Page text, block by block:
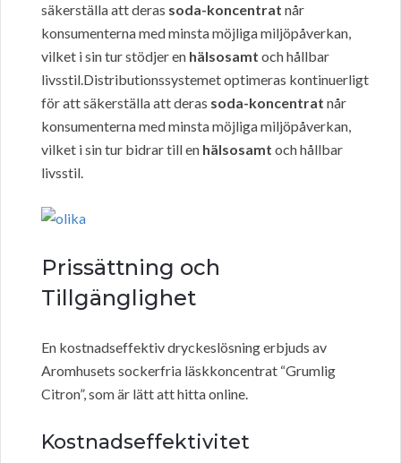
säkerställa att deras soda-koncentrat når
konsumenterna med minsta möjliga miljöpåverkan,
vilket i sin tur stödjer en hälsosamt och hållbar
livsstil.Distributionssystemet optimeras kontinuerligt
för att säkerställa att deras soda-koncentrat når
konsumenterna med minsta möjliga miljöpåverkan,
vilket i sin tur bidrar till en hälsosamt och hållbar
livsstil.
Prissättning och
Tillgänglighet
En kostnadseffektiv dryckeslösning erbjuds av
Aromhusets sockerfria läskkoncentrat “Grumlig
Citron”, som är lätt att hitta online.
Kostnadseffektivitet